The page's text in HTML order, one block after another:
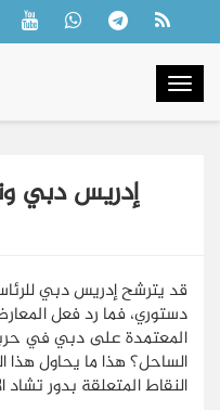
إدريس دبي
دستوري، فما رد فعل
المعتمدة على دبي في
الساحل؟ هذا ما يحاول هذا
النقاط المتعلقة بدور تشاد